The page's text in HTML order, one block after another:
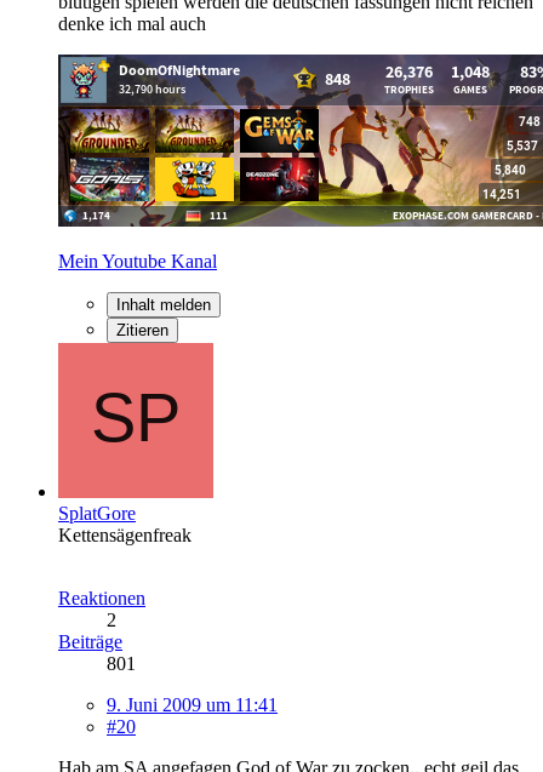
denke ich mal auch
Mein Youtube Kanal
Inhalt melden
Zitieren
SplatGore
Kettensägenfreak
Reaktionen
2
Beiträge
801
9. Juni 2009 um 11:41
#20
Hab am SA angefagen God of War zu zocken.. echt geil das